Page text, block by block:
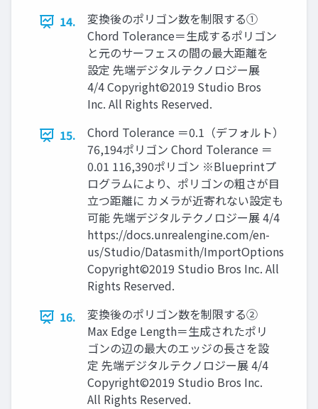
14.
変換後のポリゴン数を制限する①
Chord Tolerance＝生成するポリゴン
と元のサーフェスの間の最大距離を
設定 先端デジタルテクノロジー展
4/4 Copyright©2019 Studio Bros
Inc. All Rights Reserved.
15.
Chord Tolerance ＝0.1（デフォルト）
76,194ポリゴン Chord Tolerance ＝
0.01 116,390ポリゴン ※Blueprintプ
ログラムにより、ポリゴンの粗さが目
立つ距離に カメラが近寄れない設定も
可能 先端デジタルテクノロジー展 4/4
https://docs.unrealengine.com/en-
us/Studio/Datasmith/ImportOptions
Copyright©2019 Studio Bros Inc. All
Rights Reserved.
16.
変換後のポリゴン数を制限する②
Max Edge Length＝生成されたポリ
ゴンの辺の最大のエッジの長さを設
定 先端デジタルテクノロジー展 4/4
Copyright©2019 Studio Bros Inc.
All Rights Reserved.